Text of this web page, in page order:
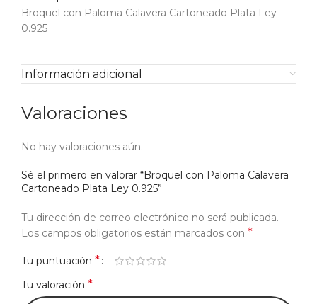
Broquel con Paloma Calavera Cartoneado Plata Ley
0.925
Información adicional
Valoraciones
No hay valoraciones aún.
Sé el primero en valorar “Broquel con Paloma Calavera
Cartoneado Plata Ley 0.925”
Tu dirección de correo electrónico no será publicada.
Los campos obligatorios están marcados con *
Tu puntuación *
Tu valoración *